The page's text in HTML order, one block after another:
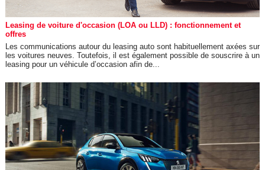
Leasing de voiture d'occasion (LOA ou LLD) : fonctionnement et
offres
Les communications autour du leasing auto sont habituellement axées sur
les voitures neuves. Toutefois, il est également possible de souscrire à un
leasing pour un véhicule d’occasion afin de...